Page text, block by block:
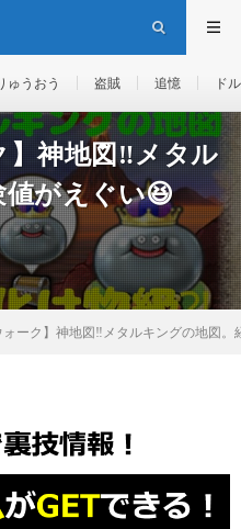
ゅうおう 盗賊 追憶 ド
神地図‼️メタル
がえぐい😆
ォーク】神地図‼️メタルキングの地図